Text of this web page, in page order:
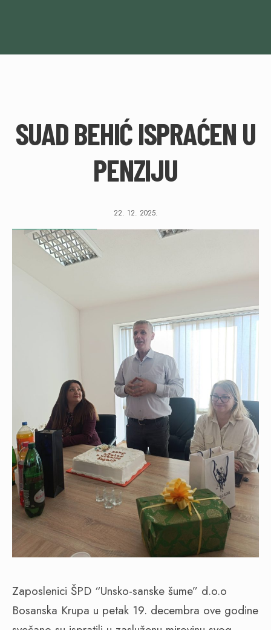
SUAD BEHIĆ ISPRAĆEN U
PENZIJU
22. 12. 2025.
Zaposlenici ŠPD “Unsko-sanske šume” d.o.o
Bosanska Krupa u petak 19. decembra ove godine